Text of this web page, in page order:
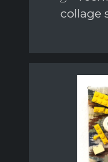
collage